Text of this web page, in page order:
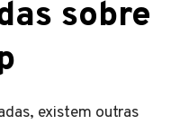
sobre
existem outras